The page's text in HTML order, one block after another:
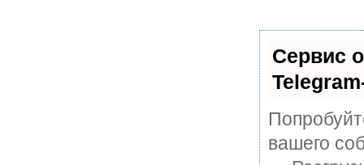
Сервис
вашего